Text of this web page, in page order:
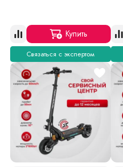
Купить
Связаться с экспертом